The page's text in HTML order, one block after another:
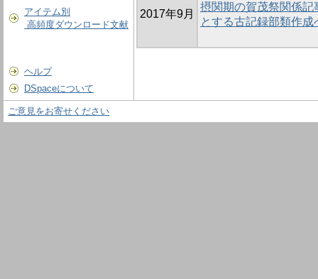
アイテム別
高頻度ダウンロード文献
ヘルプ
DSpaceについて
2017年9月
摂関期の賀茂祭関係
とする古記録部類作
ご意見をお寄せください